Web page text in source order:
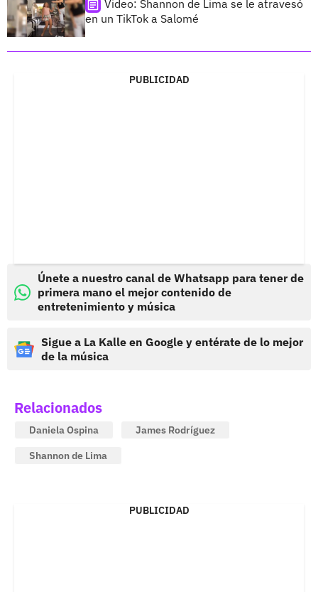
Video: Shannon de Lima se le atravesó
en un TikTok a Salomé
PUBLICIDAD
Únete a nuestro canal de Whatsapp para tener de
primera mano el mejor contenido de
entretenimiento y música
Sigue a La Kalle en Google y entérate de lo mejor
de la música
Relacionados
Daniela Ospina
James Rodríguez
Shannon de Lima
PUBLICIDAD